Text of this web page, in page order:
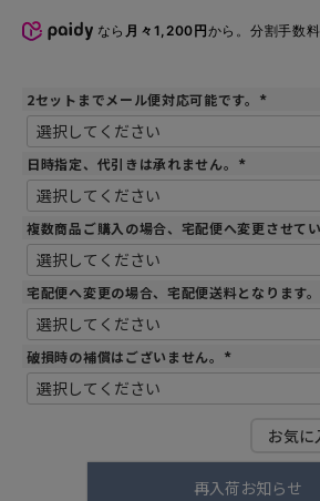
なら 月々1,200円から。分割手数
2セットまでメール便対応可能です。
(
)
日時指定、代引きは承れません。
(
)
複数商品ご購入の場合、宅配便へ変更させてい
宅配便へ変更の場合、宅配便送料となります。
破損時の補償はございません。
(
)
お気に
再入荷お知らせ